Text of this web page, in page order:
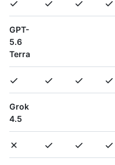
GPT-
5.6
Terra
Grok
4.5